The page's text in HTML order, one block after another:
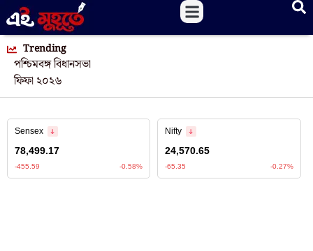
Trending
পশ্চিমবঙ্গ বিধানসভা
ফিফা ২০২৬